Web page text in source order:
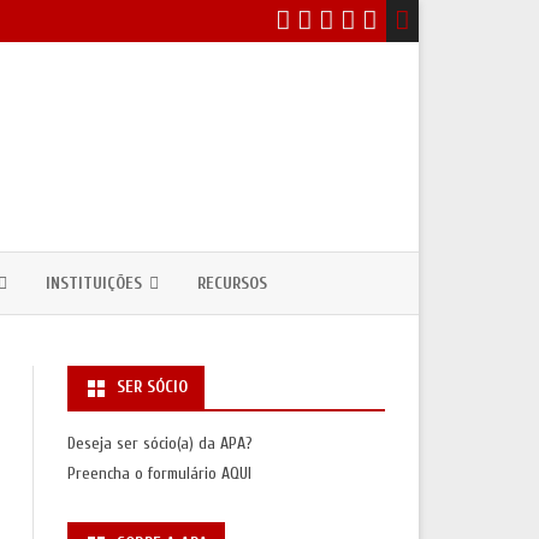
PÚBLICAS
INSTITUIÇÕES
ANTROPOLOGIA
UNIDADES DE INVESTIGAÇÃO
ASSOCIAÇÕES INTERNACIONAIS
RECURSOS
SER SÓCIO
Deseja ser sócio(a) da APA?
Preencha o formulário AQUI